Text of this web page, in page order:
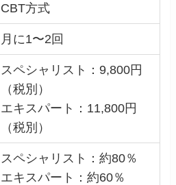
CBT方式
月に1〜2回
スペシャリスト：9,800円
（税別）
エキスパート：11,800円
（税別）
スペシャリスト：約80％
エキスパート：約60％